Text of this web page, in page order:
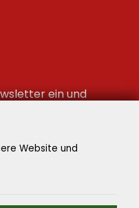
ein und
Website und